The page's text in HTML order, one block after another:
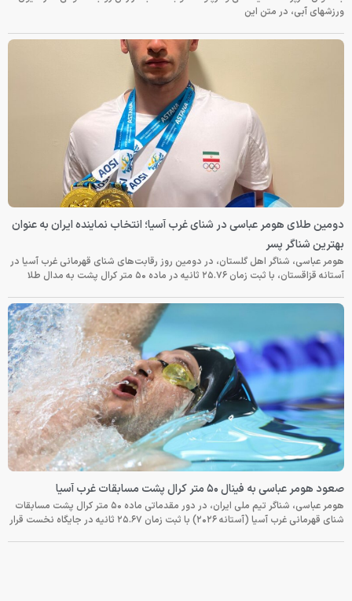
ورزشهای آبی، در متن این
دومین طلای هومر عباسی در شنای غرب آسیا؛ انتخاب نماینده ایران به عنوان
بهترین شناگر پسر
هومر عباسی، شناگر اهل گلستان، در دومین روز رقابت‌های شنای قهرمانی غرب آسیا در
آستانه قزاقستان، با ثبت زمان ۲۵.۷۶ ثانیه در ماده ۵۰ متر کرال پشت به مدال طلا
صعود هومر عباسی به فینال ۵۰ متر کرال پشت مسابقات غرب آسیا
هومر عباسی، شناگر تیم ملی ایران، در دور مقدماتی ماده ۵۰ متر کرال پشت مسابقات
شنای قهرمانی غرب آسیا (آستانه ۲۰۲۶) با ثبت زمان ۲۵.۶۷ ثانیه در جایگاه نخست قرار